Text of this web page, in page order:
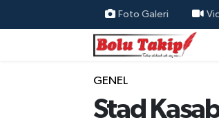
Foto Galeri
GENEL
Stad